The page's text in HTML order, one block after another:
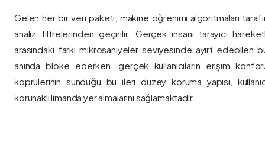
Gelen her bir veri paketi, makine öğrenimi algoritmaları
analiz filtrelerinden geçirilir. Gerçek insani tarayıcı
arasındaki farkı mikrosaniyeler seviyesinde ayırt edebilen
anında bloke ederken, gerçek kullanıcıların erişim
köprülerinin sunduğu bu ileri düzey koruma yapısı,
korunaklı limanda yer almalarını sağlamaktadır.